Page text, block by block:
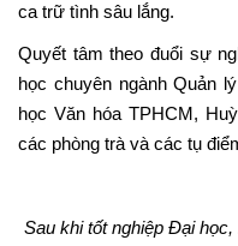
ca trữ tình sâu lắng.
Quyết tâm theo đuổi sự
học chuyên ngành Quản
học Văn hóa TPHCM,
các phòng trà và các tụ
Sau khi tốt nghiệp Đại